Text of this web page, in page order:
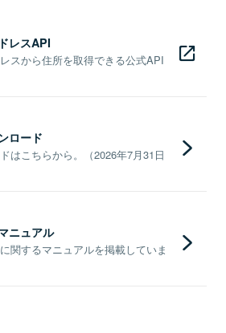
レスAPI
スから住所を取得できる公式API
ロード
はこちらから。（2026年7月31日
ニュアル
関するマニュアルを掲載していま